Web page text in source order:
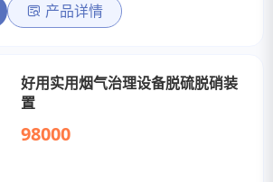
产品详情
好用实用烟气治理设备脱硫脱硝装
置
98000